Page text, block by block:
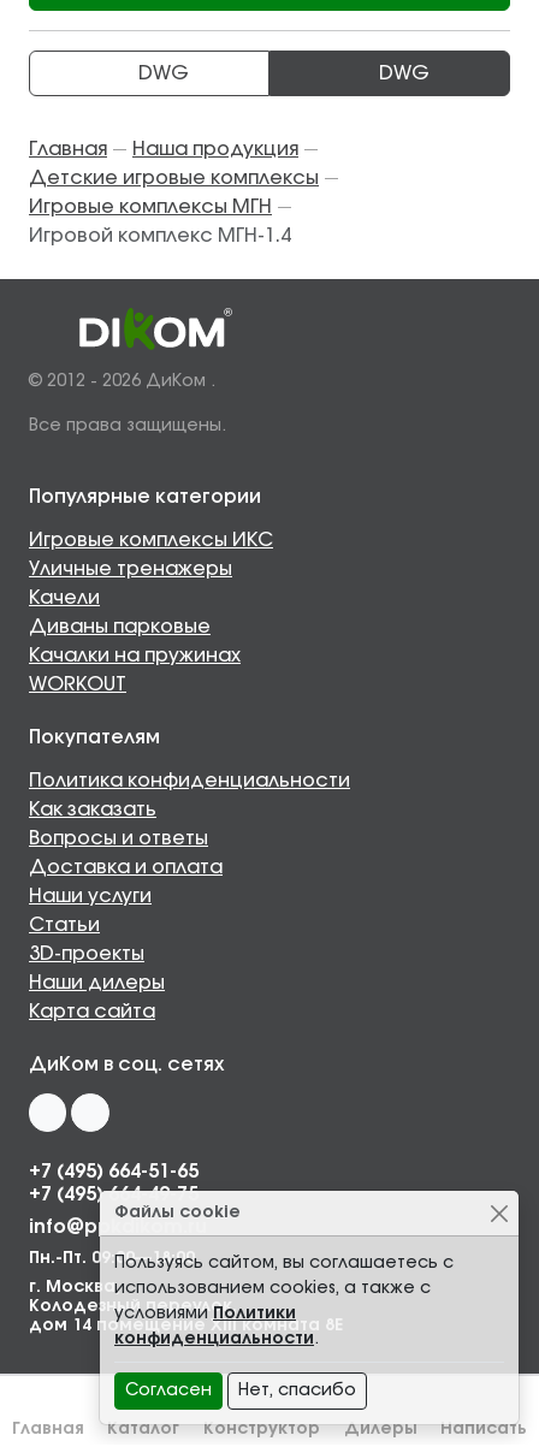
DWG DWG
Главная — Наша продукция —
Детские игровые комплексы —
Игровые комплексы МГН —
Игровой комплекс МГН-1.4
© 2012 - 2026 ДиКом .
Все права защищены.
Файлы cookie
Пользуясь сайтом, вы соглашаетесь с
использованием cookies, а также с
условиями Политики
конфиденциальности.
Согласен Нет, спасибо
Популярные категории
Игровые комплексы ИКС
Уличные тренажеры
Качели
Диваны парковые
Качалки на пружинах
WORKOUT
Покупателям
Политика конфиденциальности
Как заказать
Вопросы и ответы
Доставка и оплата
Наши услуги
Статьи
3D-проекты
Наши дилеры
Карта сайта
ДиКом в соц. сетях
+7 (495) 664-51-65
+7 (495) 664-49-75
info@ppkdikom.ru
Пн.-Пт. 09:00—18:00
г. Москва,
Колодезный переулок,
дом 14 помещение XIII комната 8Е
Главная Каталог Конструктор Дилеры Написать